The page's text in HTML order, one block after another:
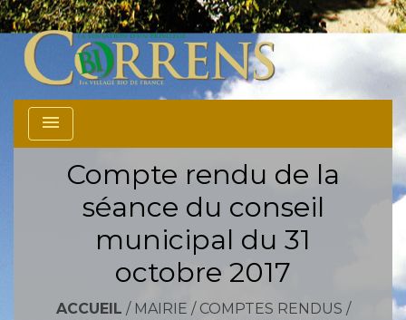
menu
Compte rendu de la
séance du conseil
municipal du 31
octobre 2017
ACCUEIL / MAIRIE / COMPTES RENDUS /